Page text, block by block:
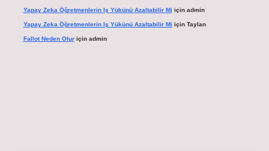
Yapay Zeka Öğretmenlerin Iş Yükünü Azaltabilir Mi için admin
Yapay Zeka Öğretmenlerin Iş Yükünü Azaltabilir Mi için Taylan
Fallot Neden Oluriçin admin